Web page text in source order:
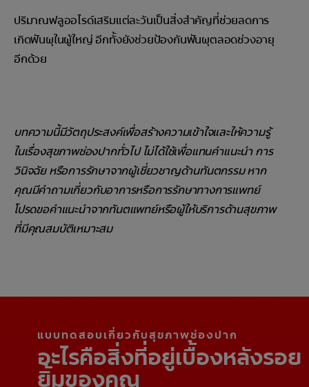
ปริมาณฟลูออไรด์เสริมแต่ละวันเป็นสิ่งสำคัญที่ช่วยลดการ
เกิดฟันผุในผู้ใหญ่ อีกทั้งยังช่วยป้องกันฟันผุตลอดช่วงอายุ
อีกด้วย
บทความนี้มีวัตถุประสงค์เพื่อสร้างความเข้าใจและให้ความรู้
ในเรื่องสุขภาพช่องปากทั่วไป ไม่ได้ใช้เพื่อแทนคำแนะนำ การ
วินิจฉัย หรือการรักษาจากผู้เชี่ยวชาญด้านทันตกรรม หาก
คุณมีคำถามเกี่ยวกับอาการหรือการรักษาทางการแพทย์
โปรดขอคำแนะนำจากทันตแพทย์หรือผู้ให้บริการด้านสุขภาพ
ที่มีคุณสมบัติเหมาะสม
แบบทดสอบเกี่ยวกับสุขภาพช่องปาก
อะไรคือสิ่งที่อยู่เบื้องหลังรอย
ยิ้มของคุณ